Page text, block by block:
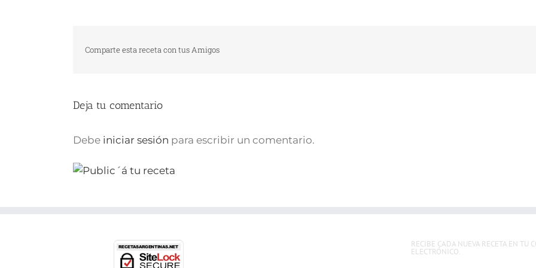
Comparte esta receta con tus Amigos
Deja tu comentario
Debe iniciar sesión para escribir un comentario.
RECIBE CADA NUEVA RECETA EN TU
ELECTRÓNICO.